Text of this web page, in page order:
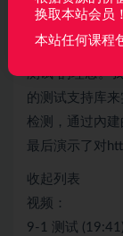
Go语言的测试
测试”的理念。
的测试支持库
检测，通过內建
最后演示了对
收起列表
视频：
9-1 测试 (19:41)
换取本站会员！
本站任何课程